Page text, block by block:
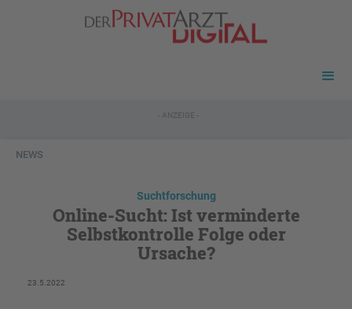
- ANZEIGE -
NEWS
Suchtforschung
Online-Sucht: Ist verminderte
Selbstkontrolle Folge oder
Ursache?
23.5.2022